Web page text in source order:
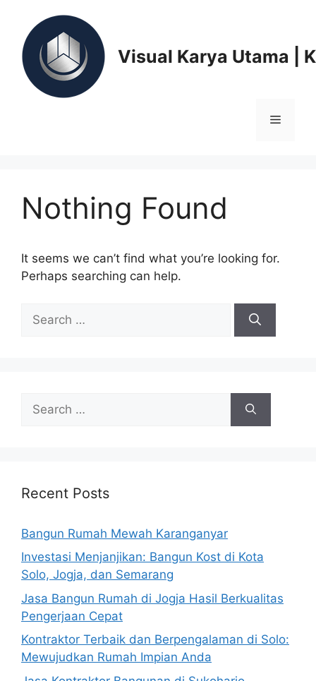
content
Visual Karya Utama |
Menu
Nothing Found
It seems we can’t find what you’re looking for.
Perhaps searching can help.
for:
for:
Recent Posts
Bangun Rumah Mewah Karanganyar
Investasi Menjanjikan: Bangun Kost di Kota
Solo, Jogja, dan Semarang
Jasa Bangun Rumah di Jogja Hasil Berkualitas
Pengerjaan Cepat
Kontraktor Terbaik dan Berpengalaman di Solo:
Mewujudkan Rumah Impian Anda